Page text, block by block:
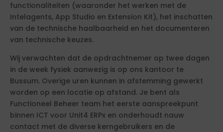
functionaliteiten (waaronder het werken met de
Intelagents, App Studio en Extension Kit), het inschatten
van de technische haalbaarheid en het documenteren
van technische keuzes.
Wij verwachten dat de opdrachtnemer op twee dagen
in de week fysiek aanwezig is op ons kantoor te
Bussum. Overige uren kunnen in afstemming gewerkt
worden op een locatie op afstand. Je bent als
Functioneel Beheer team het eerste aanspreekpunt
binnen ICT voor Unit4 ERPx en onderhoudt nauw
contact met de diverse kerngebruikers en de